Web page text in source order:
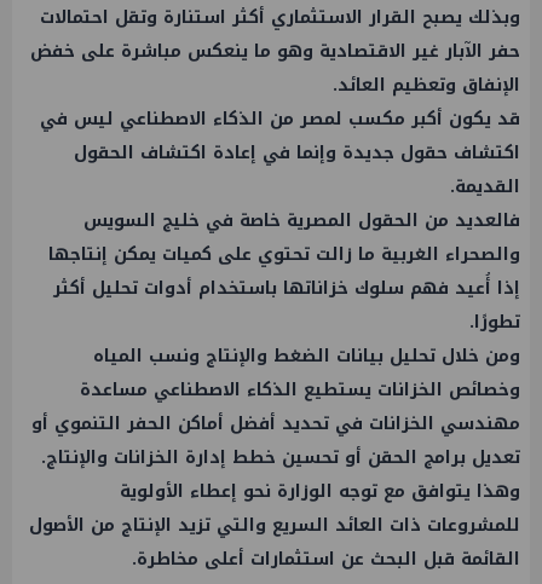
وبذلك يصبح القرار الاستثماري أكثر استنارة وتقل احتمالات
حفر الآبار غير الاقتصادية وهو ما ينعكس مباشرة على خفض
الإنفاق وتعظيم العائد.
قد يكون أكبر مكسب لمصر من الذكاء الاصطناعي ليس في
اكتشاف حقول جديدة وإنما في إعادة اكتشاف الحقول
القديمة.
فالعديد من الحقول المصرية خاصة في خليج السويس
والصحراء الغربية ما زالت تحتوي على كميات يمكن إنتاجها
إذا أُعيد فهم سلوك خزاناتها باستخدام أدوات تحليل أكثر
تطورًا.
ومن خلال تحليل بيانات الضغط والإنتاج ونسب المياه
وخصائص الخزانات يستطيع الذكاء الاصطناعي مساعدة
مهندسي الخزانات في تحديد أفضل أماكن الحفر التنموي أو
تعديل برامج الحقن أو تحسين خطط إدارة الخزانات والإنتاج.
وهذا يتوافق مع توجه الوزارة نحو إعطاء الأولوية
للمشروعات ذات العائد السريع والتي تزيد الإنتاج من الأصول
القائمة قبل البحث عن استثمارات أعلى مخاطرة.